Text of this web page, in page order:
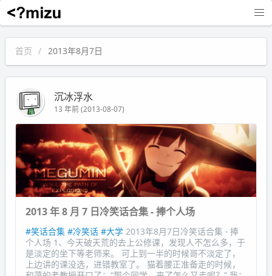
沉冰浮水
首页 2013年8月7日
沉冰浮水
13 年前 (2013-08-07)
2013 年 8 月 7 日冷笑话合集 - 捧个人场
#笑话合集 #冷笑话 #大学 2013年8月7日冷笑话合集 - 捧
个人场 1、今天破天荒的去上公修课，发现人不怎么多，于
是淡定的坐下等老师来。 可上到一半的时候哥不淡定了，
上边讲的课没选，进错教室了。 猫着腰正准备走的时候，